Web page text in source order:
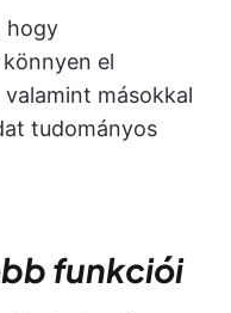
hogy
el
másokkal
tudományos
funkciói